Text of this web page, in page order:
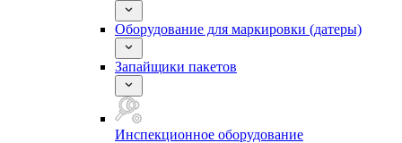
Оборудование для маркировки (датеры)
Запайщики пакетов
Инспекционное оборудование